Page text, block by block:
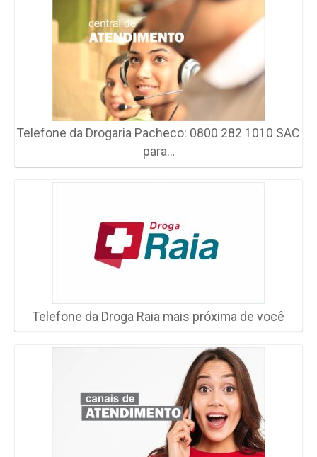
Telefone da Drogaria Pacheco: 0800 282 1010 SAC
para…
Telefone da Droga Raia mais próxima de você